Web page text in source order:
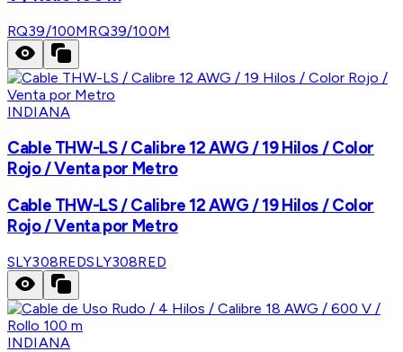
RQ39/100MRQ39/100M
INDIANA
Cable THW-LS / Calibre 12 AWG / 19 Hilos / Color
Rojo / Venta por Metro
Cable THW-LS / Calibre 12 AWG / 19 Hilos / Color
Rojo / Venta por Metro
SLY308REDSLY308RED
INDIANA